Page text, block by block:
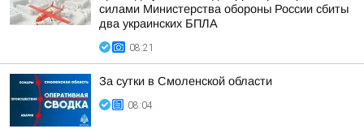
силами Министерства обороны России сбиты
два украинских БПЛА
08:21
За сутки в Смоленской области
08:04